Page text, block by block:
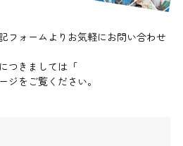
フォームよりお気軽にお問い合わせ
つきましては「
ジをご覧ください。